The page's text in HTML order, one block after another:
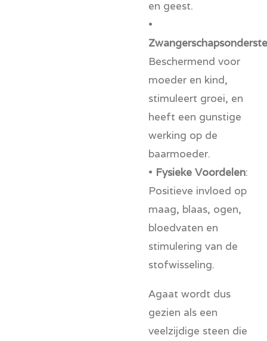
en geest.
•
Beschermend voor
moeder en kind,
stimuleert groei, en
heeft een gunstige
werking op de
baarmoeder.
• Fysieke Voordelen:
Positieve invloed op
maag, blaas, ogen,
bloedvaten en
stimulering van de
stofwisseling.
Agaat wordt dus
gezien als een
veelzijdige steen die